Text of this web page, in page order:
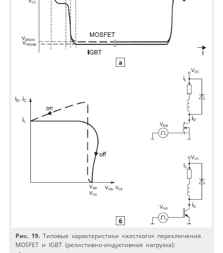
Рис. 19. Типовые характеристики «жесткого» переключения
MOSFET и IGBT (резистивно-индуктивная нагрузка):